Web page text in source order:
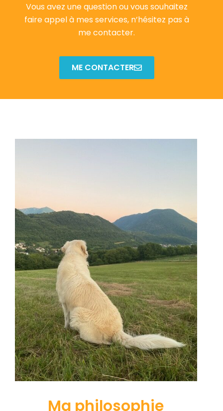
Vous avez une question ou vous souhaitez
faire appel à mes services, n’hésitez pas à
me contacter.
ME CONTACTER
Ma philosophie